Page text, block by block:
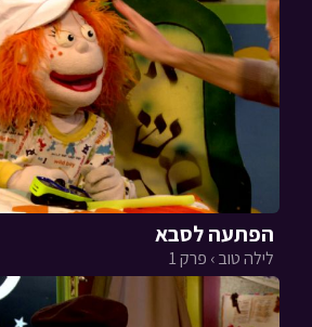
הפתעה לסבא
לילה טוב › פרק 1